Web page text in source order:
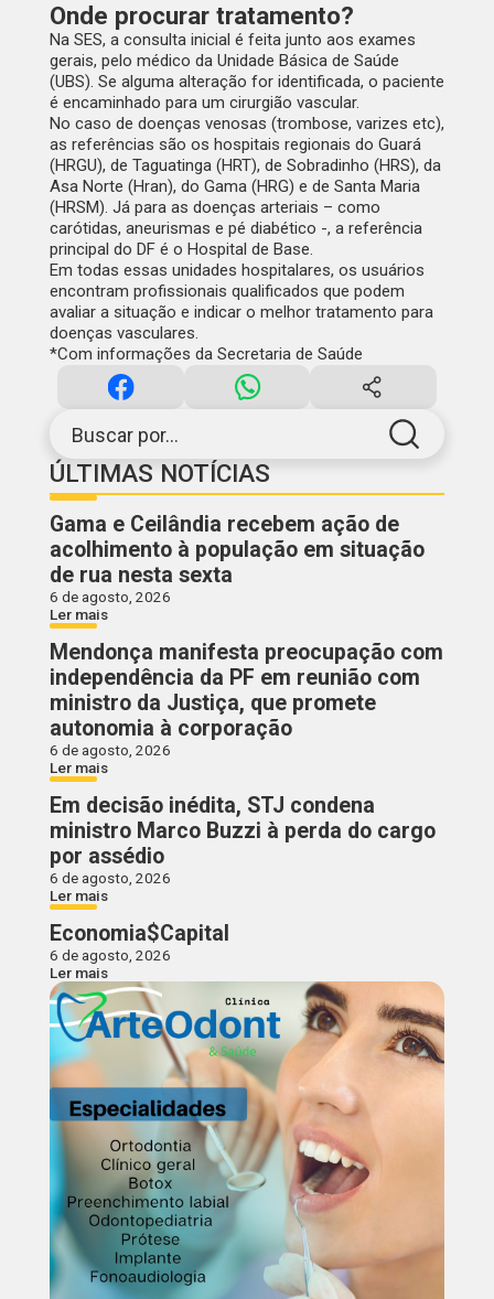
Buscar por...
ÚLTIMAS NOTÍCIAS
Gama e Ceilândia recebem ação de
acolhimento à população em situação
de rua nesta sexta
6 de agosto, 2026
Ler mais
Mendonça manifesta preocupação com
independência da PF em reunião com
ministro da Justiça, que promete
autonomia à corporação
6 de agosto, 2026
Ler mais
Em decisão inédita, STJ condena
ministro Marco Buzzi à perda do cargo
por assédio
6 de agosto, 2026
Ler mais
Economia$Capital
6 de agosto, 2026
Ler mais
Onde procurar tratamento?
Na SES, a consulta inicial é feita junto aos exames
gerais, pelo médico da Unidade Básica de Saúde
(UBS). Se alguma alteração for identificada, o paciente
é encaminhado para um cirurgião vascular.
No caso de doenças venosas (trombose, varizes etc),
as referências são os hospitais regionais do Guará
(HRGU), de Taguatinga (HRT), de Sobradinho (HRS), da
Asa Norte (Hran), do Gama (HRG) e de Santa Maria
(HRSM). Já para as doenças arteriais – como
carótidas, aneurismas e pé diabético -, a referência
principal do DF é o Hospital de Base.
Em todas essas unidades hospitalares, os usuários
encontram profissionais qualificados que podem
avaliar a situação e indicar o melhor tratamento para
doenças vasculares.
*Com informações da Secretaria de Saúde